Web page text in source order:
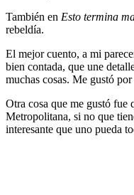
También en Esto termina
rebeldía.
El mejor cuento, a mi
bien contada, que une
muchas cosas. Me gustó
Otra cosa que me gustó fue
Metropolitana, si no que
interesante que uno pueda